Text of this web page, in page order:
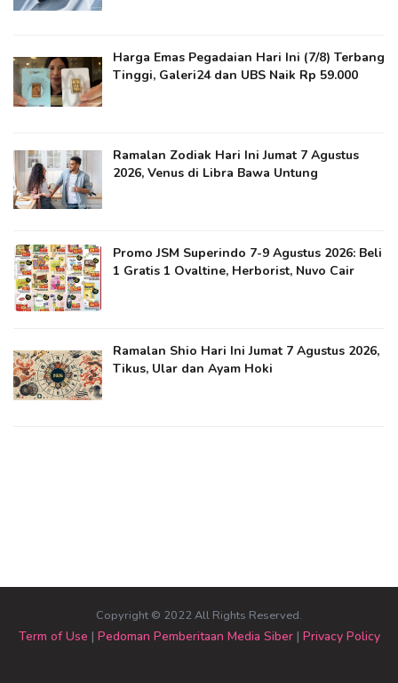
Harga Emas Pegadaian Hari Ini (7/8) Terbang
Tinggi, Galeri24 dan UBS Naik Rp 59.000
Ramalan Zodiak Hari Ini Jumat 7 Agustus
2026, Venus di Libra Bawa Untung
Promo JSM Superindo 7-9 Agustus 2026: Beli
1 Gratis 1 Ovaltine, Herborist, Nuvo Cair
Ramalan Shio Hari Ini Jumat 7 Agustus 2026,
Tikus, Ular dan Ayam Hoki
Copyright © 2022 All Rights Reserved.
Term of Use | Pedoman Pemberitaan Media Siber| Privacy Policy